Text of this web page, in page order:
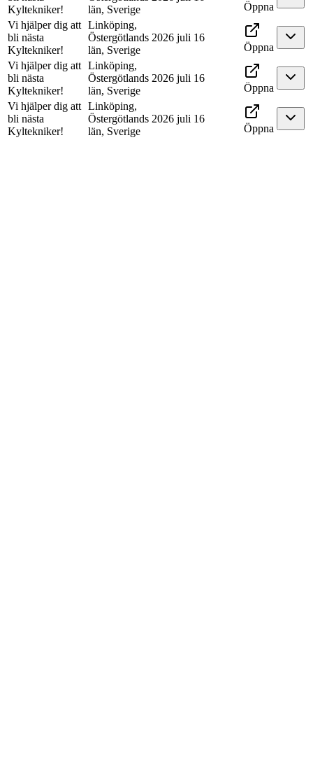
Kyltekniker!
län, Sverige
Öppna
Vi hjälper dig att
bli nästa
Kyltekniker!
Linköping,
Östergötlands
län, Sverige
2026 juli 16
Öppna
Vi hjälper dig att
bli nästa
Kyltekniker!
Linköping,
Östergötlands
län, Sverige
2026 juli 16
Öppna
Vi hjälper dig att
bli nästa
Kyltekniker!
Linköping,
Östergötlands
län, Sverige
2026 juli 16
Öppna